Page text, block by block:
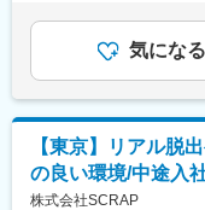
わる事が出来ます
◎経験が浅い方は
ーズに業務が出
◎提案型の案件が
作れる土壌があり
■当社の事業内容：
分）超過分別途
月）賃金はあく
可能性があります
気になる
【東京】リアル脱
の良い環境/中途入
株式会社SCRAP